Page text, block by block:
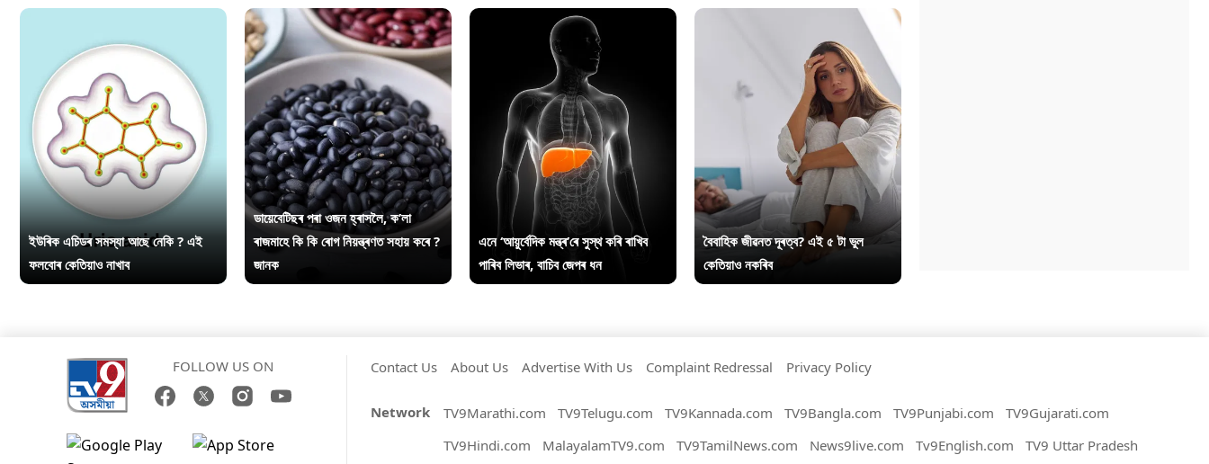
ইউৰিক এচিডৰ সমস্যা আছে নেকি ? এই
ফলবোৰ কেতিয়াও নাখাব
ডায়েবেটিছৰ পৰা ওজন হ্ৰাসলৈ, ক’লা
ৰাজমাহে কি কি ৰোগ নিয়ন্ত্ৰণত সহায় কৰে ?
জানক
এনে ‘আয়ুৰ্বেদিক মন্ত্ৰ’ৰে সুস্থ কৰি ৰাখিব
পাৰিব লিভাৰ, বাচিব জেপৰ ধন
বৈবাহিক জীৱনত দূৰত্ব? এই ৫ টা ভুল
কেতিয়াও নকৰিব
FOLLOW US ON Contact Us About Us Advertise With Us Complaint Redressal Privacy Policy
Network TV9Marathi.com TV9Telugu.com TV9Kannada.com TV9Bangla.com TV9Punjabi.com
TV9Gujarati.com
TV9Hindi.com
MalayalamTV9.com TV9TamilNews.com News9live.com Tv9English.com TV9 Uttar Pradesh